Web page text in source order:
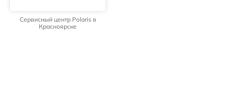
Сервисный центр Polaris в
Красноярске